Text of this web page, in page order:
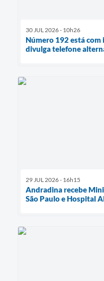
30 JUL 2026 - 10h26
Número 192 está
divulga telefone
29 JUL 2026 - 16h15
Andradina recebe
São Paulo e Hospital